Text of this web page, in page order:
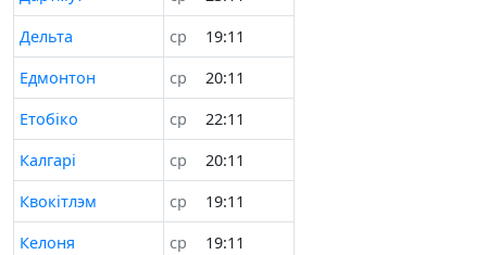
Дельта
ср
19:11
Едмонтон
ср
20:11
Етобіко
ср
22:11
Калгарі
ср
20:11
Квокітлэм
ср
19:11
Келоня
ср
19:11